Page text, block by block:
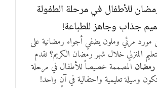
للأطفال في مرحلة الطفولة
جذاب وجاهز للطباعة!
مرئي وملون يضفي أجواء رمضانية على
المنزلي خلال شهر رمضان الكريم؟ نقدم
المصممة خصيصاً للأطفال في مرحلة
وسيلة تعليمية واحتفالية في آنٍ واحد!